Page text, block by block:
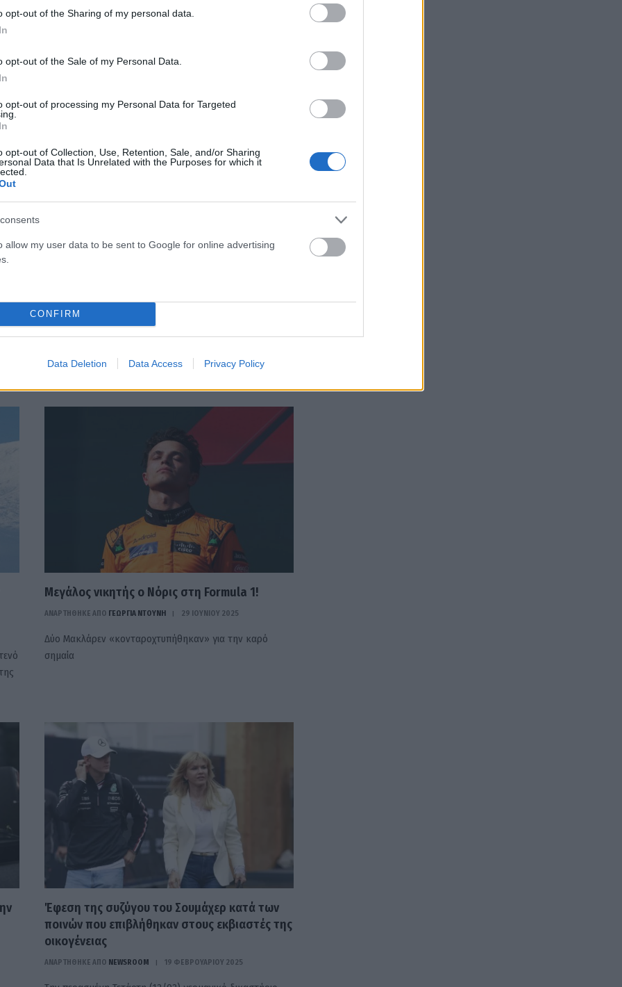
opt-out of the Sharing of my personal data.
opt-out of the Sale of my Personal Data.
opt-out of processing my Personal Data for Targeted
opt-out of Collection, Use, Retention, Sale, and/or Sharing
Data that Is Unrelated with the Purposes for which it
allow my user data to be sent to Google for online advertising
CONFIRM
Data Deletion Data Access Privacy Policy
ηλικία 59…
ΑΝΑΡΤΗΘΗΚΕ ΑΠΟ
Η νέα αγωνιστική περίοδος της Formula 1 έχει ξεκινήσει,
με τον εναρκτήριο αγώνα της σεζόν 2026 να
πραγματοποιείται πριν από…
Μεγάλος νικητής ο Νόρις στη Formula 1!
ΑΝΑΡΤΗΘΗΚΕ ΑΠΟ ΓΕΩΡΓΊΑ ΝΤΟΎΝΗ 29 ΙΟΥΝΊΟΥ 2025
Δύο Μακλάρεν «κονταροχτυπήθηκαν» για την καρό
σημαία
Έφεση της συζύγου του Σουμάχερ κατά των
ποινών που επιβλήθηκαν στους εκβιαστές της
οικογένειας
ΑΝΑΡΤΗΘΗΚΕ ΑΠΟ NEWSROOM 19 ΦΕΒΡΟΥΑΡΊΟΥ 2025